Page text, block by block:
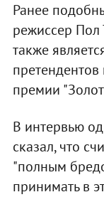
Ранее
режиссер Пол
также
премии
В интервью
сказал, что
"полным
принимать в